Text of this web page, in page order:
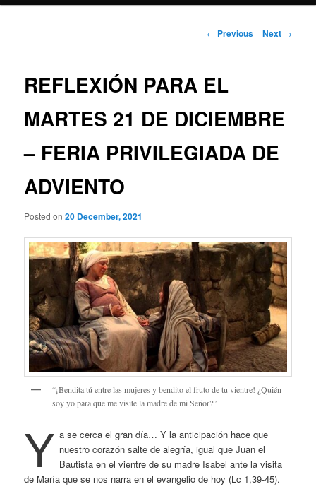
Post
← Previous Next →
REFLEXIÓN PARA EL
MARTES 21 DE DICIEMBRE
– FERIA PRIVILEGIADA DE
ADVIENTO
Posted on20 December, 2021
“¡Bendita tú entre las mujeres y bendito el fruto de tu vientre! ¿Quién
soy yo para que me visite la madre de mi Señor?”
Y a se cerca el gran día… Y la anticipación hace que
nuestro corazón salte de alegría, igual que Juan el
Bautista en el vientre de su madre Isabel ante la visita
de María que se nos narra en el evangelio de hoy (Lc 1,39-45).